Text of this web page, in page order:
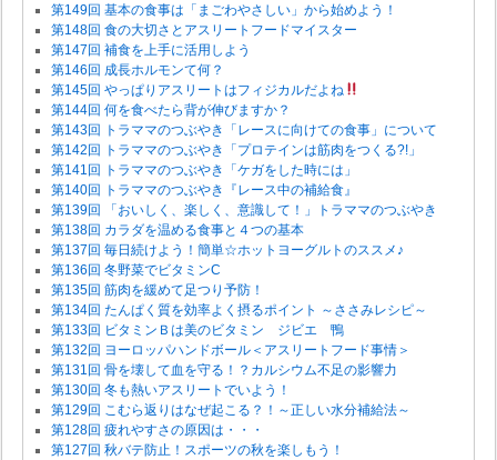
第149回 基本の食事は「まごわやさしい」から始めよう！
第148回 食の大切さとアスリートフードマイスター
第147回 補食を上手に活用しよう
第146回 成長ホルモンて何？
第145回 やっぱりアスリートはフィジカルだよね
第144回 何を食べたら背が伸びますか？
第143回 トラママのつぶやき「レースに向けての食事」について
第142回 トラママのつぶやき「プロテインは筋肉をつくる?!」
第141回 トラママのつぶやき「ケガをした時には」
第140回 トラママのつぶやき『レース中の補給食』
第139回 「おいしく、楽しく、意識して！」トラママのつぶやき
第138回 カラダを温める食事と４つの基本
第137回 毎日続けよう！簡単☆ホットヨーグルトのススメ♪
第136回 冬野菜でビタミンC
第135回 筋肉を緩めて足つり予防！
第134回 たんぱく質を効率よく摂るポイント ～ささみレシピ～
第133回 ビタミンＢは美のビタミン ジビエ 鴨
第132回 ヨーロッパハンドボール＜アスリートフード事情＞
第131回 骨を壊して血を守る！？カルシウム不足の影響力
第130回 冬も熱いアスリートでいよう！
第129回 こむら返りはなぜ起こる？！～正しい水分補給法～
第128回 疲れやすさの原因は・・・
第127回 秋バテ防止！スポーツの秋を楽しもう！